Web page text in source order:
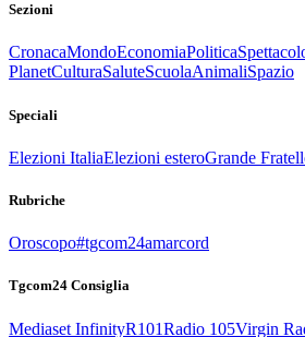
Sezioni
CronacaMondoEconomiaPolitica
PlanetCulturaSaluteScuolaAnimaliSpazio
Speciali
Elezioni ItaliaElezioni esteroGrande
Rubriche
Oroscopo#tgcom24amarcord
Tgcom24 Consiglia
Mediaset InfinityR101Radio 105Virgin